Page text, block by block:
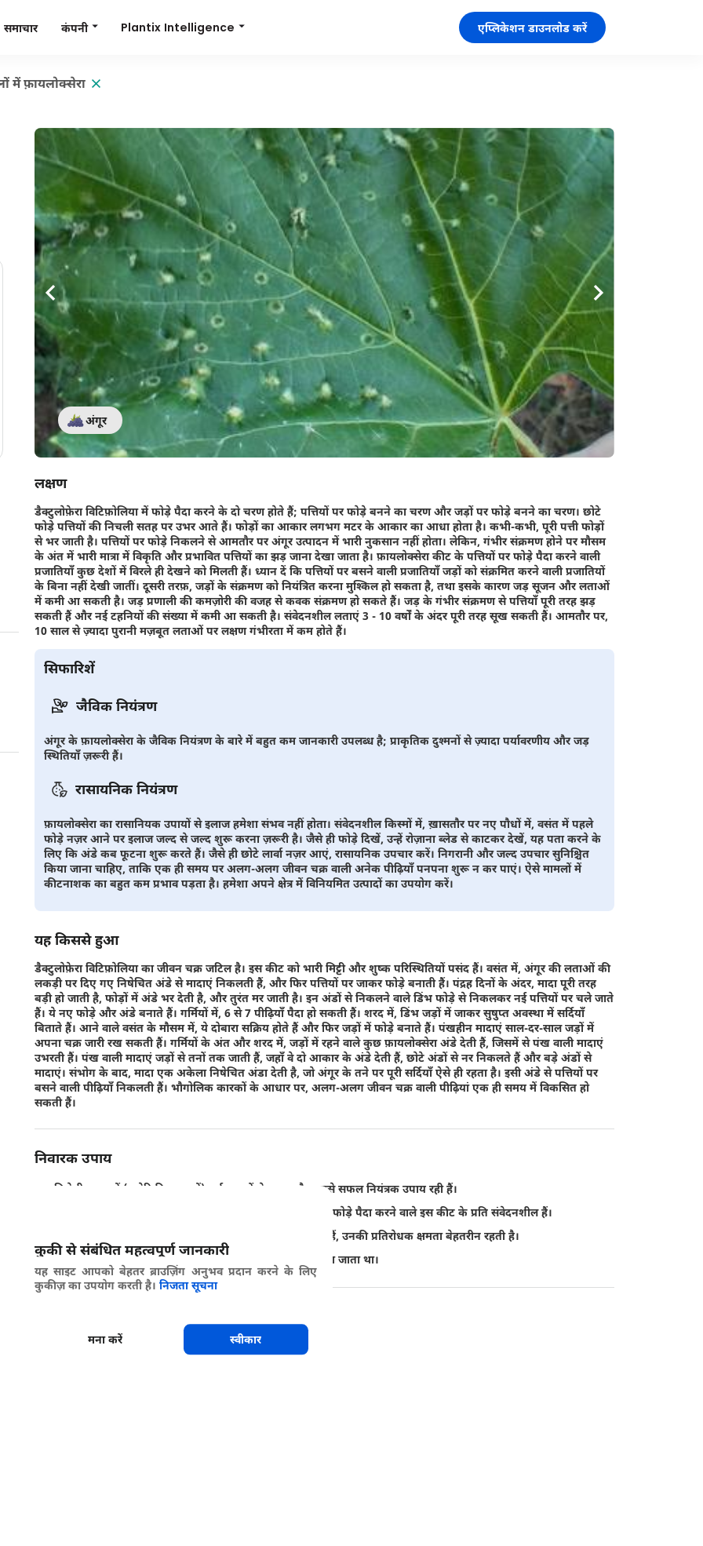
समाचार कंपनी Plantix Intelligence एप्लिकेशन डाउनलोड करें
में फ़ायलोक्सेरा
अंगूर
लक्षण
डैक्टुलोफ़ेरा विटिफ़ोलिया में फोड़े पैदा करने के दो चरण होते हैं; पत्तियों पर फोड़े बनने का चरण और जड़ों पर फोड़े बनने का चरण। छोटे
फोड़े पत्तियों की निचली सतह पर उभर आते हैं। फोड़ों का आकार लगभग मटर के आकार का आधा होता है। कभी-कभी, पूरी पत्ती फोड़ों
से भर जाती है। पत्तियों पर फोड़े निकलने से आमतौर पर अंगूर उत्पादन में भारी नुकसान नहीं होता। लेकिन, गंभीर संक्रमण होने पर मौसम
के अंत में भारी मात्रा में विकृति और प्रभावित पत्तियों का झड़ जाना देखा जाता है। फ़ायलोक्सेरा कीट के पत्तियों पर फोड़े पैदा करने वाली
प्रजातियाँ कुछ देशों में विरले ही देखने को मिलती हैं। ध्यान दें कि पत्तियों पर बसने वाली प्रजातियाँ जड़ों को संक्रमित करने वाली प्रजातियों
के बिना नहीं देखी जातीं। दूसरी तरफ़, जड़ों के संक्रमण को नियंत्रित करना मुश्किल हो सकता है, तथा इसके कारण जड़ सूजन और लताओं
में कमी आ सकती है। जड़ प्रणाली की कमज़ोरी की वजह से कवक संक्रमण हो सकते हैं। जड़ के गंभीर संक्रमण से पत्तियाँ पूरी तरह झड़
सकती हैं और नई टहनियों की संख्या में कमी आ सकती है। संवेदनशील लताएं 3 - 10 वर्षों के अंदर पूरी तरह सूख सकती हैं। आमतौर पर,
10 साल से ज़्यादा पुरानी मज़बूत लताओं पर लक्षण गंभीरता में कम होते हैं।
सिफारिशें
जैविक नियंत्रण
अंगूर के फ़ायलोक्सेरा के जैविक नियंत्रण के बारे में बहुत कम जानकारी उपलब्ध है; प्राकृतिक दुश्मनों से ज़्यादा पर्यावरणीय और जड़
स्थितियाँ ज़रूरी हैं।
रासायनिक नियंत्रण
फ़ायलोक्सेरा का रासानियक उपायों से इलाज हमेशा संभव नहीं होता। संवेदनशील किस्मों में, ख़ासतौर पर नए पौधों में, वसंत में पहले
फोड़े नज़र आने पर इलाज जल्द से जल्द शुरू करना ज़रूरी है। जैसे ही फोड़े दिखें, उन्हें रोज़ाना ब्लेड से काटकर देखें, यह पता करने के
लिए कि अंडे कब फूटना शुरू करते हैं। जैसे ही छोटे लार्वा नज़र आएं, रासायनिक उपचार करें। निगरानी और जल्द उपचार सुनिश्चित
किया जाना चाहिए, ताकि एक ही समय पर अलग-अलग जीवन चक्र वाली अनेक पीढ़ियाँ पनपना शुरू न कर पाएं। ऐसे मामलों में
कीटनाशक का बहुत कम प्रभाव पड़ता है। हमेशा अपने क्षेत्र में विनियमित उत्पादों का उपयोग करें।
यह किससे हुआ
डैक्टुलोफ़ेरा विटिफ़ोलिया का जीवन चक्र जटिल है। इस कीट को भारी मिट्टी और शुष्क परिस्थितियों पसंद हैं। वसंत में, अंगूर की लताओं की
लकड़ी पर दिए गए निषेचित अंडे से मादाएं निकलती हैं, और फिर पत्तियों पर जाकर फोड़े बनाती हैं। पंद्रह दिनों के अंदर, मादा पूरी तरह
बड़ी हो जाती है, फोड़ों में अंडे भर देती है, और तुरंत मर जाती है। इन अंडों से निकलने वाले डिंभ फोड़े से निकलकर नई पत्तियों पर चले जाते
हैं। ये नए फोड़े और अंडे बनाते हैं। गर्मियों में, 6 से 7 पीढ़ियाँ पैदा हो सकती हैं। शरद में, डिंभ जड़ों में जाकर सुषुप्त अवस्था में सर्दियाँ
बिताते हैं। आने वाले वसंत के मौसम में, ये दोबारा सक्रिय होते हैं और फिर जड़ों में फोड़े बनाते हैं। पंखहीन मादाएं साल-दर-साल जड़ों में
अपना चक्र जारी रख सकती हैं। गर्मियों के अंत और शरद में, जड़ों में रहने वाले कुछ फ़ायलोक्सेरा अंडे देती हैं, जिसमें से पंख वाली मादाएं
उभरती हैं। पंख वाली मादाएं जड़ों से तनों तक जाती हैं, जहाँ वे दो आकार के अंडे देती हैं, छोटे अंडों से नर निकलते हैं और बड़े अंडों से
मादाएं। संभोग के बाद, मादा एक अकेला निषेचित अंडा देती है, जो अंगूर के तने पर पूरी सर्दियाँ ऐसे ही रहता है। इसी अंडे से पत्तियों पर
बसने वाली पीढ़ियाँ निकलती हैं। भौगोलिक कारकों के आधार पर, अलग-अलग जीवन चक्र वाली पीढ़ियां एक ही समय में विकसित हो
सकती हैं।
निवारक उपाय
प्रतिरोधी मूल जड़ें (अमेरिकी मूल जड़ें) कई दशकों से मुख्य और सबसे सफल नियंत्रक उपाय रही हैं।
विटिस विनिफ़ेरा की सभी किस्में और फ़्रांसिसी हाइब्रिड किस्में जड़ में फोड़े पैदा करने वाले इस कीट के प्रति संवेदनशील हैं।
आमतौर पर देखा गया है कि जो मूल जड़ें विनिफ़ेरा से नहीं ली जाती हैं, उनकी प्रतिरोधक क्षमता बेहतरीन रहती है।
अतीत में, अंगूर वाटिकाओं में पानी भरने के उपाय का इस्तेमाल किया जाता था।
कुकी से संबंधित महत्वपूर्ण जानकारी
यह साइट आपको बेहतर ब्राउज़िंग अनुभव प्रदान करने के लिए
कुकीज़ का उपयोग करती है। निजता सूचना
मना करें स्वीकार